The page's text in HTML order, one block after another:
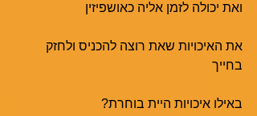
ואת יכולה לזמן אליה כאושפיזין
את האיכויות שאת רוצה להכניס ולחזק
בחייך
באילו איכויות היית בוחרת?